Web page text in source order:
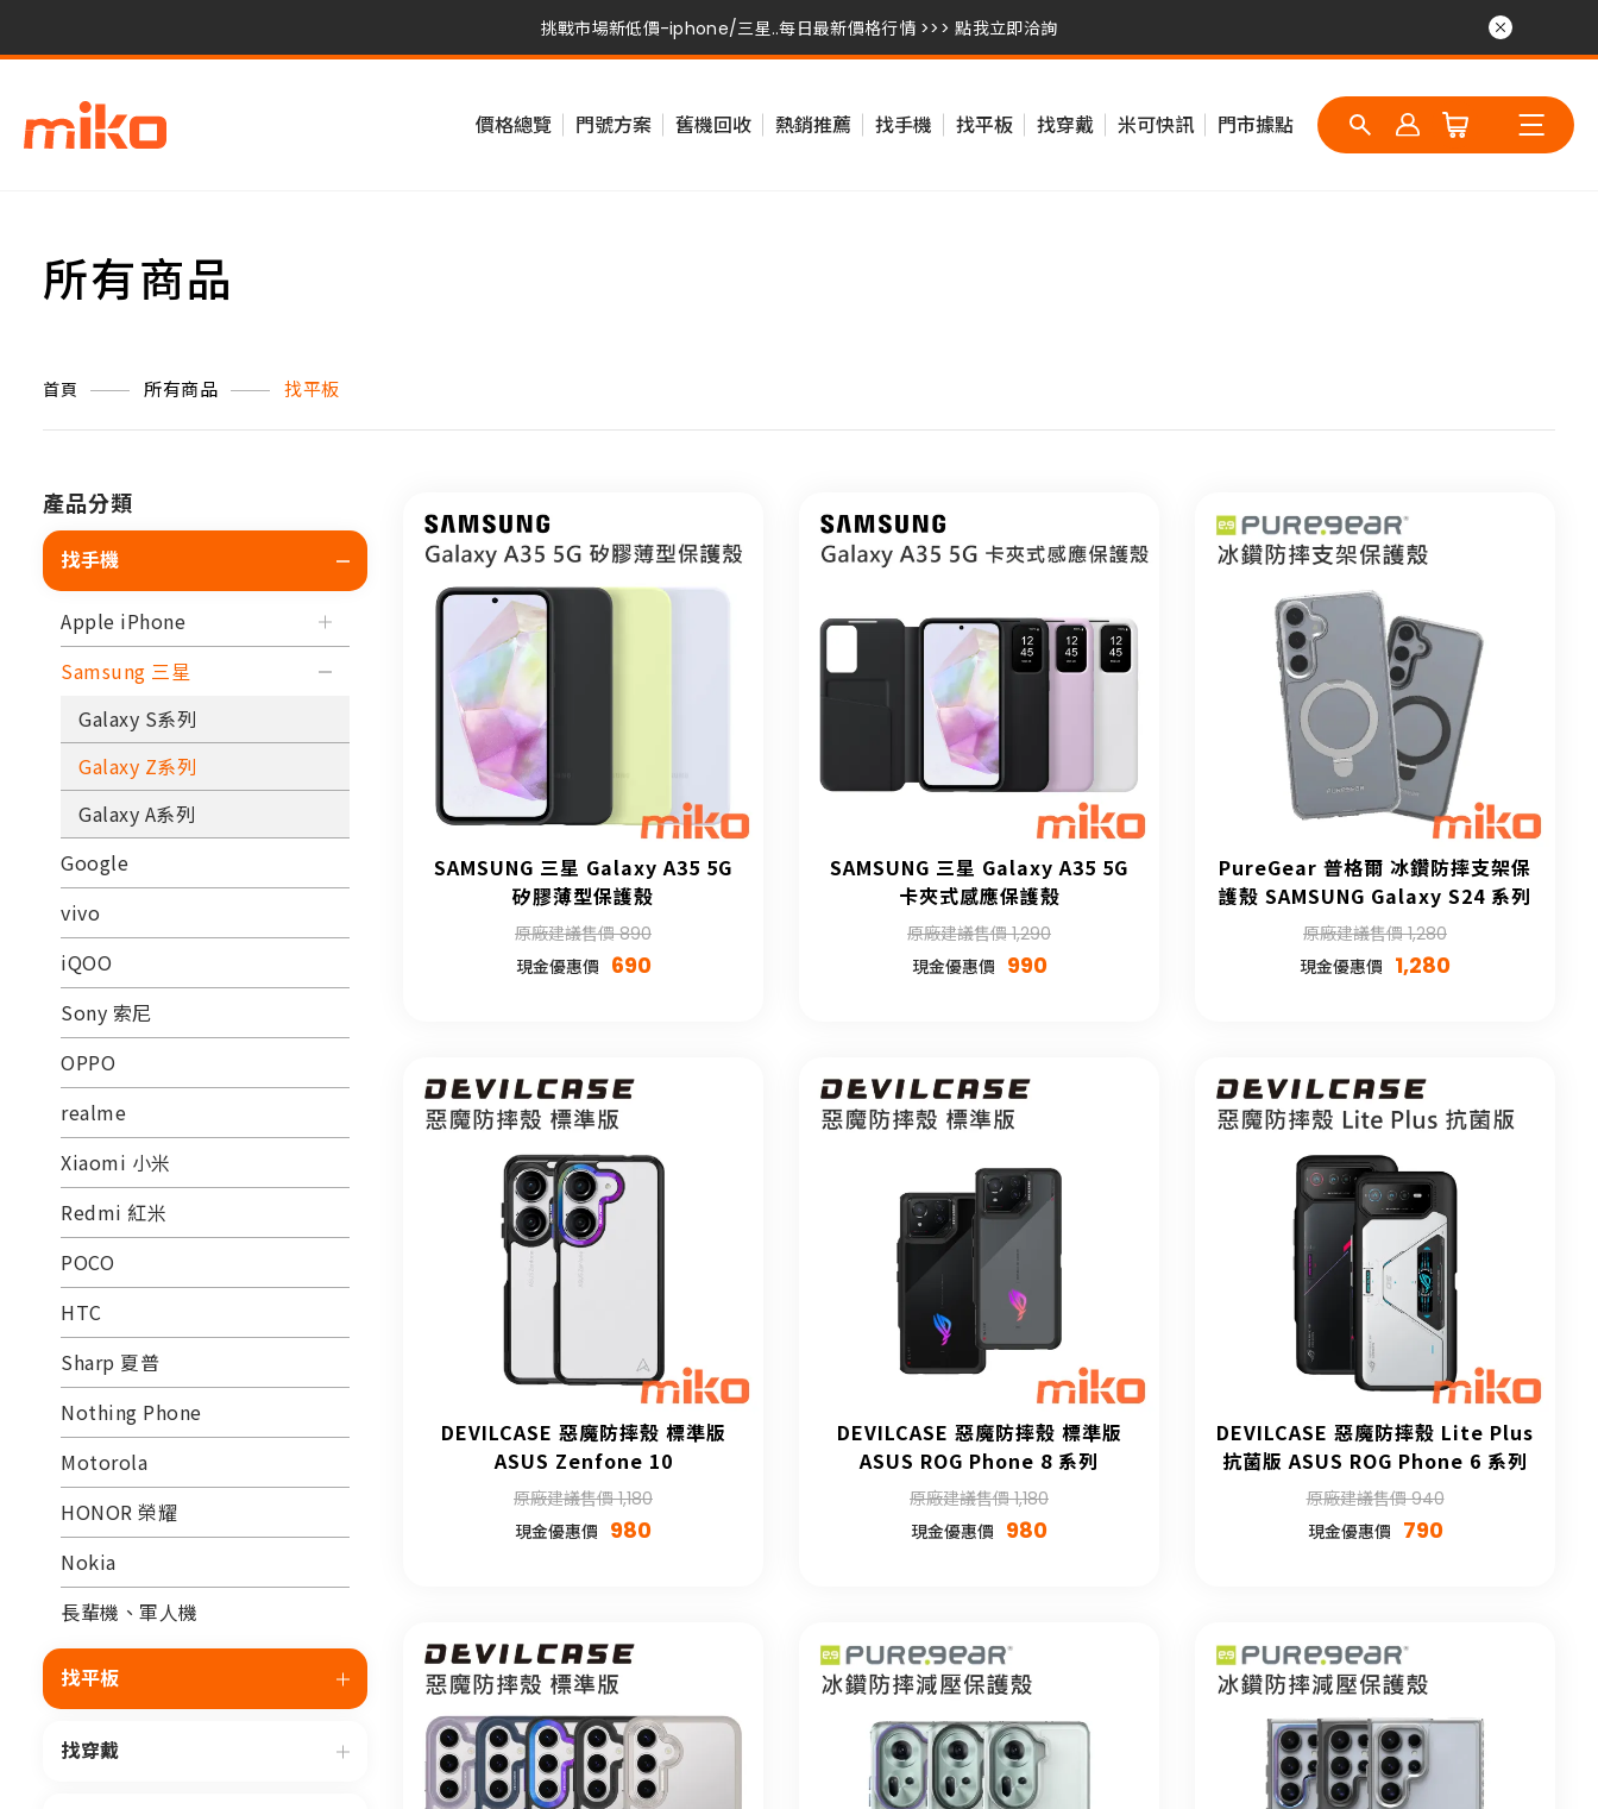
挑戰市場新低價-iphone/三星..每日最新價格行情 >>> 點我立即洽詢
挑戰市場新低價-iphone/三星..每日最新價格行情 >>> 點我立即洽詢
價格總覽 門號方案 舊機回收 熱銷推薦 找手機 找平板 找穿戴 米可快訊 門市據點
所有商品
首頁 所有商品 找平板
產品分類
找手機
Apple iPhone
Samsung 三星
Galaxy S系列
Galaxy Z系列
Galaxy A系列
Google
vivo
iQOO
Sony 索尼
OPPO
realme
Xiaomi 小米
Redmi 紅米
POCO
HTC
Sharp 夏普
Nothing Phone
Motorola
HONOR 榮耀
Nokia
長輩機、軍人機
找平板
找穿戴
SAMSUNG 三星 Galaxy A35 5G
矽膠薄型保護殼
原廠建議售價 890
現金優惠價 690
SAMSUNG 三星 Galaxy A35 5G
卡夾式感應保護殼
原廠建議售價 1,290
現金優惠價 990
PureGear 普格爾 冰鑽防摔支架保
護殼 SAMSUNG Galaxy S24 系列
原廠建議售價 1,280
現金優惠價 1,280
DEVILCASE 惡魔防摔殼 標準版
ASUS Zenfone 10
原廠建議售價 1,180
現金優惠價 980
DEVILCASE 惡魔防摔殼 標準版
ASUS ROG Phone 8 系列
原廠建議售價 1,180
現金優惠價 980
DEVILCASE 惡魔防摔殼 Lite Plus
抗菌版 ASUS ROG Phone 6 系列
原廠建議售價 940
現金優惠價 790